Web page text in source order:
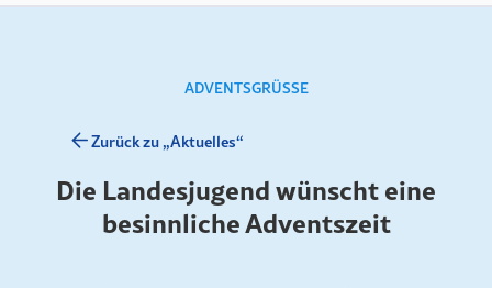
ADVENTSGRÜSSE
Die Landesjugend wünscht eine
besinnliche Adventszeit
Zurück zu „Aktuelles“